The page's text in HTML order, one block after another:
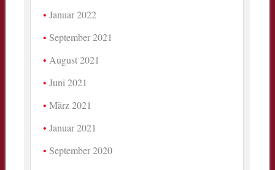
Januar 2022
September 2021
August 2021
Juni 2021
März 2021
Januar 2021
September 2020